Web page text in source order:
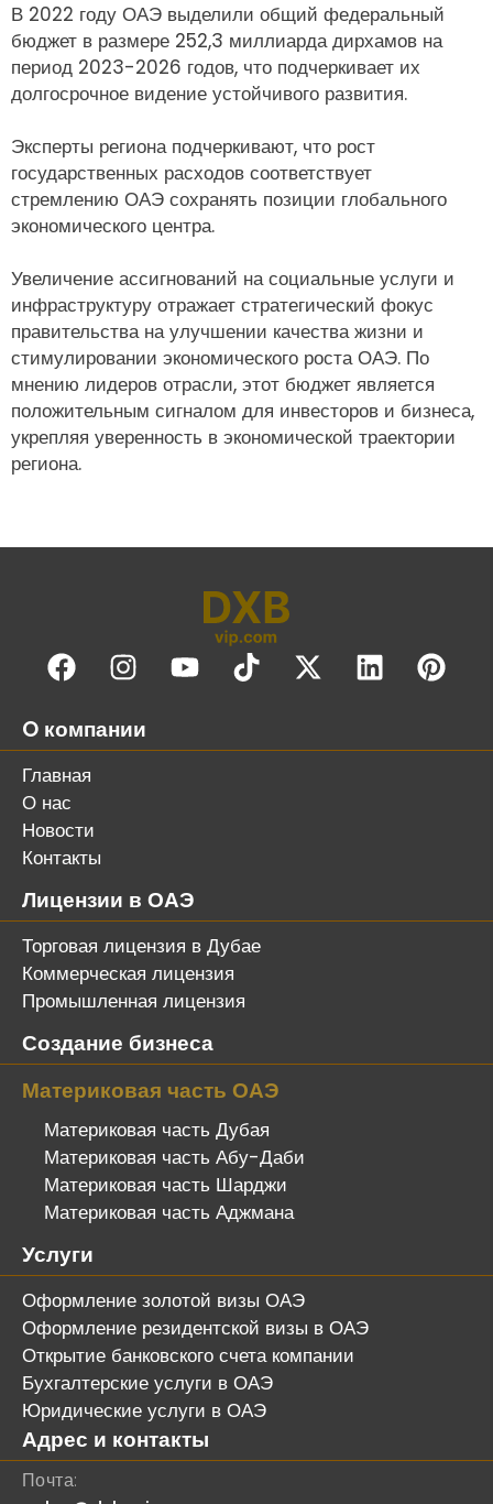
В 2022 году ОАЭ выделили общий федеральный
бюджет в размере 252,3 миллиарда дирхамов на
период 2023-2026 годов, что подчеркивает их
долгосрочное видение устойчивого развития.
Эксперты региона подчеркивают, что рост
государственных расходов соответствует
стремлению ОАЭ сохранять позиции глобального
экономического центра.
Увеличение ассигнований на социальные услуги и
инфраструктуру отражает стратегический фокус
правительства на улучшении качества жизни и
стимулировании экономического роста ОАЭ. По
мнению лидеров отрасли, этот бюджет является
положительным сигналом для инвесторов и бизнеса,
укрепляя уверенность в экономической траектории
региона.
O компании
Главная
О нас
Новости
Контакты
Лицензии в ОАЭ
Торговая лицензия в Дубае
Коммерческая лицензия
Промышленная лицензия
Создание бизнеса
Материковая часть ОАЭ
Материковая часть Дубая
Материковая часть Абу-Даби
Материковая часть Шарджи
Материковая часть Аджмана
Услуги
Оформление золотой визы ОАЭ
Оформление резидентской визы в ОАЭ
Открытие банковского счета компании
Бухгалтерские услуги в ОАЭ
Юридические услуги в ОАЭ
Адрес и контакты
Почта: